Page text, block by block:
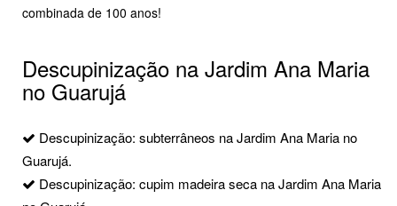
combinada de 100 anos!
Descupinização na Jardim Ana Maria
no Guarujá
Descupinização: subterrâneos na Jardim Ana Maria no
Guarujá.
Descupinização: cupim madeira seca na Jardim Ana Maria